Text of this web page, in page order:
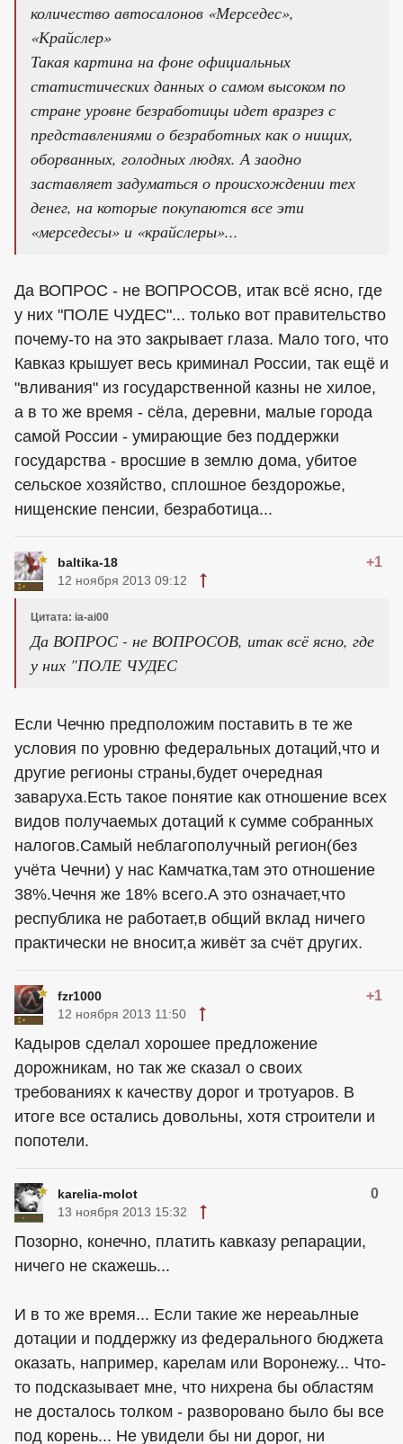
количество автосалонов «Мерседес»,
«Крайслер»
Такая картина на фоне официальных
статистических данных о самом высоком по
стране уровне безработицы идет вразрез с
представлениями о безработных как о нищих,
оборванных, голодных людях. А заодно
заставляет задуматься о происхождении тех
денег, на которые покупаются все эти
«мерседесы» и «крайслеры»...
Да ВОПРОС - не ВОПРОСОВ, итак всё ясно, где
у них "ПОЛЕ ЧУДЕС"... только вот правительство
почему-то на это закрывает глаза. Мало того, что
Кавказ крышует весь криминал России, так ещё и
"вливания" из государственной казны не хилое,
а в то же время - сёла, деревни, малые города
самой России - умирающие без поддержки
государства - вросшие в землю дома, убитое
сельское хозяйство, сплошное бездорожье,
нищенские пенсии, безработица...
baltika-18 +1
12 ноября 2013 09:12
Цитата: ia-ai00
Да ВОПРОС - не ВОПРОСОВ, итак всё ясно, где
у них "ПОЛЕ ЧУДЕС
Если Чечню предположим поставить в те же
условия по уровню федеральных дотаций,что и
другие регионы страны,будет очередная
заваруха.Есть такое понятие как отношение всех
видов получаемых дотаций к сумме собранных
налогов.Самый неблагополучный регион(без
учёта Чечни) у нас Камчатка,там это отношение
38%.Чечня же 18% всего.А это означает,что
республика не работает,в общий вклад ничего
практически не вносит,а живёт за счёт других.
fzr1000 +1
12 ноября 2013 11:50
Кадыров сделал хорошее предложение
дорожникам, но так же сказал о своих
требованиях к качеству дорог и тротуаров. В
итоге все остались довольны, хотя строители и
попотели.
karelia-molot 0
13 ноября 2013 15:32
Позорно, конечно, платить кавказу репарации,
ничего не скажешь...
И в то же время... Если такие же нереаьлные
дотации и поддержку из федерального бюджета
оказать, например, карелам или Воронежу... Что-
то подсказывает мне, что нихрена бы областям
не досталось толком - разворовано было бы все
под корень... Не увидели бы ни дорог, ни